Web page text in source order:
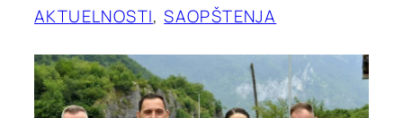
AKTUELNOSTI, SAOPŠTENJA